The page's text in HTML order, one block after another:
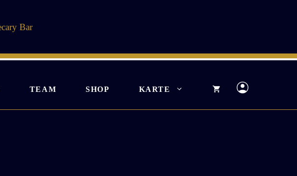
TEAM SHOP KARTE